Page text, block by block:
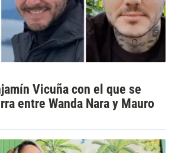
Vicuña con el que se
entre Wanda Nara y Mauro